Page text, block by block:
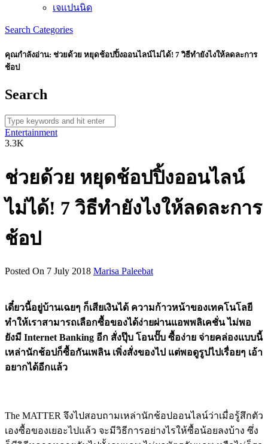
เจแปนนิด
Search Categories
คุณกำลังอ่าน: ช่วยด้วย หยุดช้อปปิ้งออนไลน์ไม่ได้! 7 วิธีทำยังไงให้ลดละการ
ช้อป
Search
Entertainment
3.3K
ช่วยด้วย หยุดช้อปปิ้งออนไลน์
ไม่ได้! 7 วิธีทำยังไงให้ลดละการ
ช้อป
Posted On 7 July 2018 Marisa Paleebat
เดี๋ยวนี้อยู่บ้านเฉยๆ ก็เสียเงินได้ ความก้าวหน้าของเทคโนโลยี
ทำให้เราสามารถเลือกซื้อของได้ง่ายผ่านแอพพลิเคชั่น ไม่พอ
ยังมี Internet Banking อีก สั่งปุ๊บ โอนปั๊บ ซื้อง่าย จ่ายคล่องแบบนี้
เหล่านักช้อปก็ซื้อกันเพลิน เพิ่งสั่งของไป แต่พอดูรูปไปเรื่อยๆ เอ้า
อยากได้อีกแล้ว
The MATTER จึงไปสอบถามเหล่านักช้อปออนไลน์ว่าเมื่อรู้สึกตัว
เองซื้อของเยอะไปแล้ว จะมีวิธีการอย่างไรให้ซื้อน้อยลงบ้าง ซึ่ง